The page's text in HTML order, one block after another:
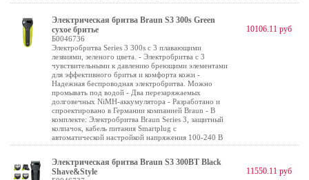
Электрическая бритва Braun S3 300s Green
сухое бритье
Б0046736
Электробритва Series 3 300s с 3 плавающими
лезвиями, зеленого цвета. - Электробритва с 3
чувствительными к давлению бреющими элементами
для эффективного бритья и комфорта кожи -
Надежная беспроводная электробритва. Можно
промывать под водой - Два перезаряжаемых
долговечных NiMH-аккумулятора - Разработано и
спроектировано в Германии компанией Braun - В
комплекте: Электробритва Braun Series 3, защитный
колпачок, кабель питания Smartplug с
автоматической настройкой напряжения 100-240 В
10106.11 руб
Электрическая бритва Braun S3 300BT Black
Shave&Style
11550.11 руб